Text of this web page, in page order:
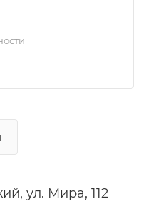
ул. Мира, 112